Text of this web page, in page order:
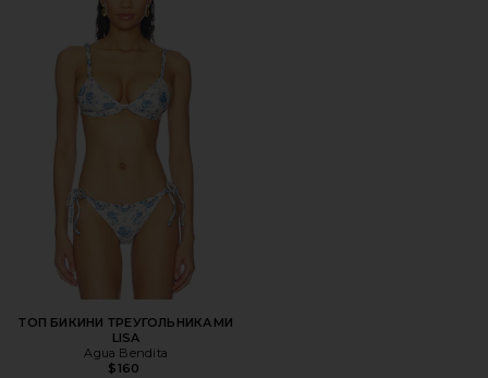
ТОП БИКИНИ ТРЕУГОЛЬНИКАМИ
LISA
Agua Bendita
$160